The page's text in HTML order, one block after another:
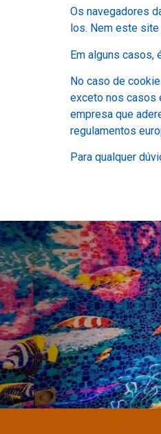
Os navegadores
los. Nem este
Em alguns casos,
No caso de
exceto nos casos
empresa que
regulamentos
Para qualquer